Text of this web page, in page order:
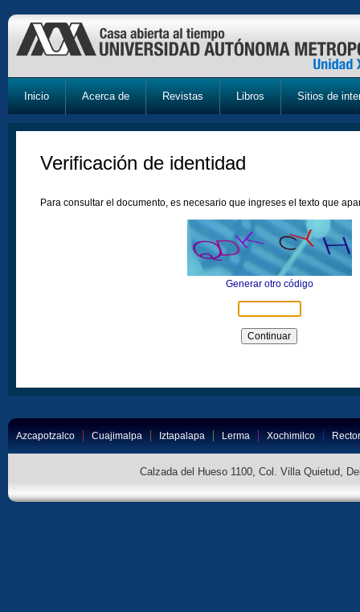
Inicio Acerca de Revistas Libros Sitios de
Verificación de identidad
Para consultar el documento, es necesario que ingreses el texto que
Generar otro código
Azcapotzalco Cuajimalpa Iztapalapa Lerma Xochimilco
Calzada del Hueso 1100, Col. Villa Quietud,